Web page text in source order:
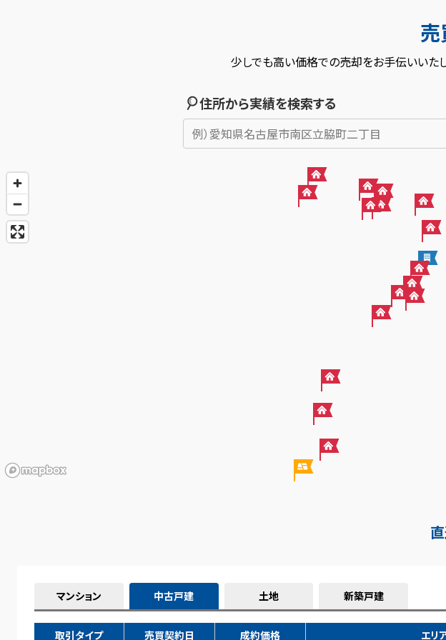
少しでも高い価格での売却をお手伝いいた
住所から実績を検索する
マンション 中古戸建 土地 新築戸建
取引タイプ 売買契約日 成約価格 エリ